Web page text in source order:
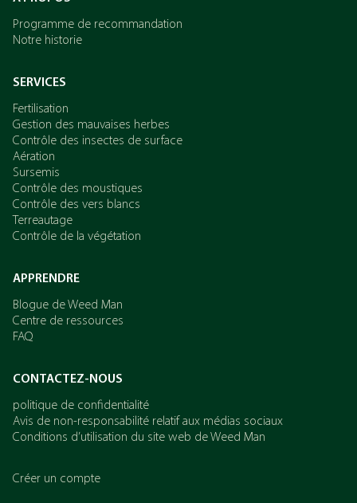
Programme de recommandation
Notre historie
SERVICES
Fertilisation
Gestion des mauvaises herbes
Contrôle des insectes de surface
Aération
Sursemis
Contrôle des moustiques
Contrôle des vers blancs
Terreautage
Contrôle de la végétation
APPRENDRE
Blogue de Weed Man
Centre de ressources
FAQ
CONTACTEZ-NOUS
politique de confidentialité
Avis de non-responsabilité relatif aux médias sociaux
Conditions d’utilisation du site web de Weed Man
Créer un compte